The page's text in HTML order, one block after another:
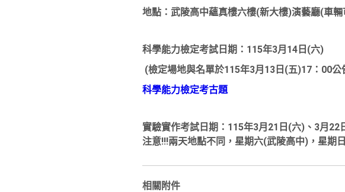
地點：武陵高中蘊真樓六樓(新大樓)演藝廳(車
科學能力檢定考試日期：115年3月14日(六)
(檢定場地與名單於115年3月13日(五)17：00
科學能力檢定考古題
實驗實作考試日期：115年3月21日(六)、3月22
注意!!!兩天地點不同，星期六(武陵高中)，星期
相關附件